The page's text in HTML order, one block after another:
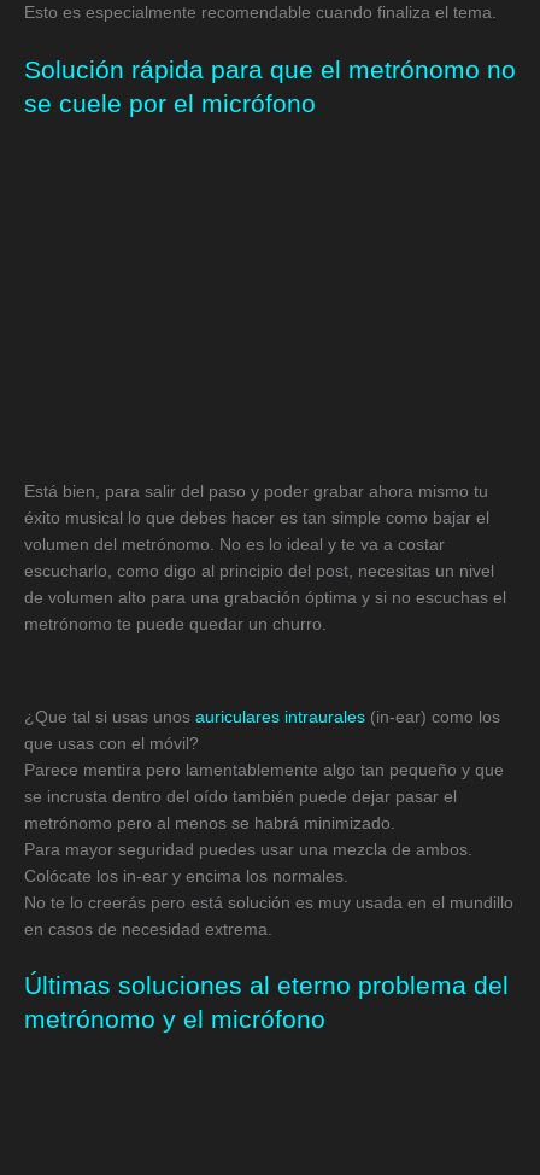
Esto es especialmente recomendable cuando finaliza el tema.
Solución rápida para que el metrónomo no
se cuele por el micrófono
Está bien, para salir del paso y poder grabar ahora mismo tu
éxito musical lo que debes hacer es tan simple como bajar el
volumen del metrónomo. No es lo ideal y te va a costar
escucharlo, como digo al principio del post, necesitas un nivel
de volumen alto para una grabación óptima y si no escuchas el
metrónomo te puede quedar un churro.
¿Que tal si usas unos auriculares intraurales (in-ear) como los
que usas con el móvil?
Parece mentira pero lamentablemente algo tan pequeño y que
se incrusta dentro del oído también puede dejar pasar el
metrónomo pero al menos se habrá minimizado.
Para mayor seguridad puedes usar una mezcla de ambos.
Colócate los in-ear y encima los normales.
No te lo creerás pero está solución es muy usada en el mundillo
en casos de necesidad extrema.
Últimas soluciones al eterno problema del
metrónomo y el micrófono